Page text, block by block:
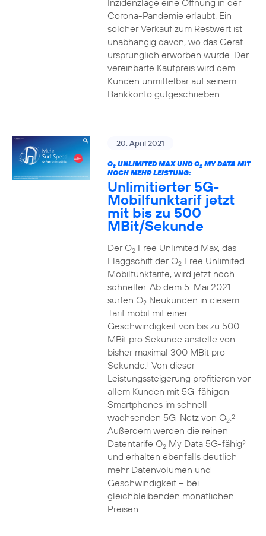
Inzidenzlage eine Öffnung in der
Corona-Pandemie erlaubt. Ein
solcher Verkauf zum Restwert ist
unabhängig davon, wo das Gerät
ursprünglich erworben wurde. Der
vereinbarte Kaufpreis wird dem
Kunden unmittelbar auf seinem
Bankkonto gutgeschrieben.
20. April 2021
O2UNLIMITED MAX UND O2MY DATA MIT
NOCH MEHR LEISTUNG:
Unlimitierter 5G-
Mobilfunktarif jetzt
mit bis zu 500
MBit/Sekunde
Der O2Free Unlimited Max, das
Flaggschiff der O2Free Unlimited
Mobilfunktarife, wird jetzt noch
schneller. Ab dem 5. Mai 2021
surfen O2Neukunden in diesem
Tarif mobil mit einer
Geschwindigkeit von bis zu 500
MBit pro Sekunde anstelle von
bisher maximal 300 MBit pro
Sekunde.1 Von dieser
Leistungssteigerung profitieren vor
allem Kunden mit 5G-fähigen
Smartphones im schnell
wachsenden 5G-Netz von O2.2
Außerdem werden die reinen
Datentarife O2My Data 5G-fähig2
und erhalten ebenfalls deutlich
mehr Datenvolumen und
Geschwindigkeit – bei
gleichbleibenden monatlichen
Preisen.